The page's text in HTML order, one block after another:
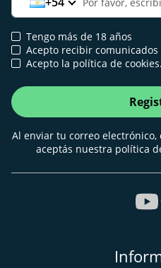
Tengo más de 18 años
Acepto recibir
Acepto la política de cookies.
Al enviar tu correo
aceptás nuestra política